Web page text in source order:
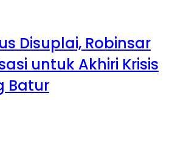
Disuplai, Robinsar
untuk Akhiri Krisis
Batur